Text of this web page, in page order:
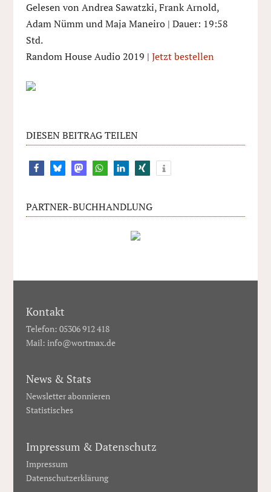
Gelesen von Andrea Sawatzki, Frank Arnold,
Adam Nümm und Maja Maneiro | Dauer: 19:58
Std.
Random House Audio 2019 | Jetzt bestellen
DIESEN BEITRAG TEILEN
11
PARTNER-BUCHHANDLUNG
Kontakt
Telefon: 05306 912 418
Mail: info@wortmax.de
News & Stats
Newsletter abonnieren
Statistisches
Impressum & Datenschutz
Impressum
Datenschutzerklärung